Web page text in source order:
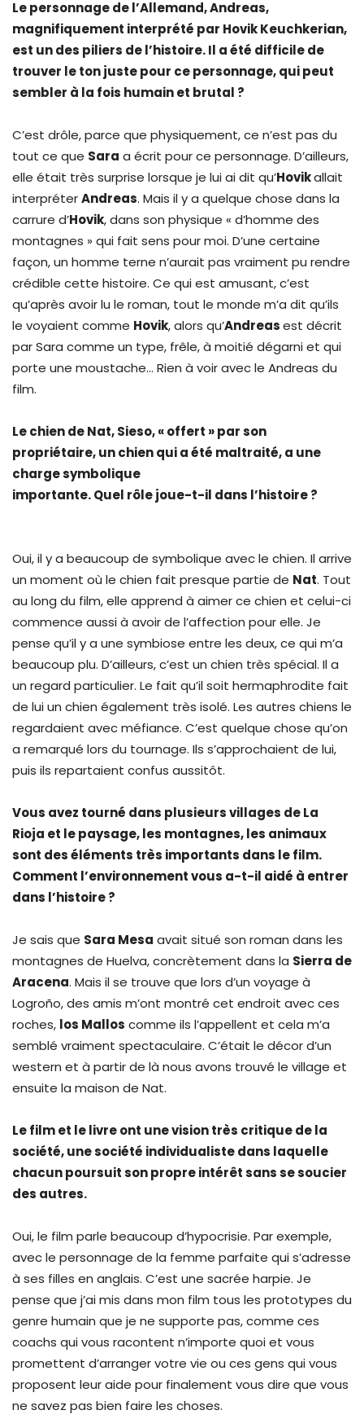
Le personnage de l’Allemand, Andreas,
magnifiquement interprété par Hovik Keuchkerian,
est un des piliers de l’histoire. Il a été difficile de
trouver le ton juste pour ce personnage, qui peut
sembler à la fois humain et brutal ?
C’est drôle, parce que physiquement, ce n’est pas du
tout ce que Sara a écrit pour ce personnage. D’ailleurs,
elle était très surprise lorsque je lui ai dit qu’Hovikallait
interpréterAndreas. Mais il y a quelque chose dans la
carrure d’Hovik, dans son physique « d’homme des
montagnes » qui fait sens pour moi. D’une certaine
façon, un homme terne n’aurait pas vraiment pu rendre
crédible cette histoire. Ce qui est amusant, c’est
qu’après avoir lu le roman, tout le monde m’a dit qu’ils
le voyaient comme Hovik, alors qu’Andreasest décrit
par Sara comme un type, frêle, à moitié dégarni et qui
porte une moustache… Rien à voir avec le Andreas du
film.
Le chien de Nat, Sieso, « offert » par son
propriétaire, un chien qui a été maltraité, a une
charge symbolique
importante. Quel rôle joue-t-il dans l’histoire ?
Oui, il y a beaucoup de symbolique avec le chien. Il arrive
un moment où le chien fait presque partie de Nat. Tout
au long du film, elle apprend à aimer ce chien et celui-ci
commence aussi à avoir de l’affection pour elle. Je
pense qu’il y a une symbiose entre les deux, ce qui m’a
beaucoup plu. D’ailleurs, c’est un chien très spécial. Il a
un regard particulier. Le fait qu’il soit hermaphrodite fait
de lui un chien également très isolé. Les autres chiens le
regardaient avec méfiance. C’est quelque chose qu’on
a remarqué lors du tournage. Ils s’approchaient de lui,
puis ils repartaient confus aussitôt.
Vous avez tourné dans plusieurs villages de La
Rioja et le paysage, les montagnes, les animaux
sont des éléments très importants dans le film.
Comment l’environnement vous a-t-il aidé à entrer
dans l’histoire ?
Je sais que Sara Mesa avait situé son roman dans les
montagnes de Huelva, concrètement dans la Sierra de
Aracena. Mais il se trouve que lors d’un voyage à
Logroño, des amis m’ont montré cet endroit avec ces
roches, los Mallos comme ils l’appellent et cela m’a
semblé vraiment spectaculaire. C’était le décor d’un
western et à partir de là nous avons trouvé le village et
ensuite la maison de Nat.
Le film et le livre ont une vision très critique de la
société, une société individualiste dans laquelle
chacun poursuit son propre intérêt sans se soucier
des autres.
Oui, le film parle beaucoup d’hypocrisie. Par exemple,
avec le personnage de la femme parfaite qui s’adresse
à ses filles en anglais. C’est une sacrée harpie. Je
pense que j’ai mis dans mon film tous les prototypes du
genre humain que je ne supporte pas, comme ces
coachs qui vous racontent n’importe quoi et vous
promettent d’arranger votre vie ou ces gens qui vous
proposent leur aide pour finalement vous dire que vous
ne savez pas bien faire les choses.